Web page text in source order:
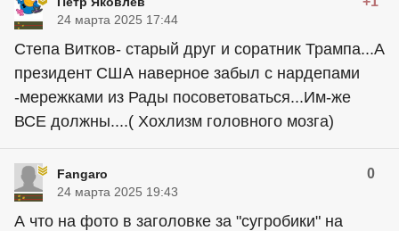
24 марта 2025 17:44
Степа Витков- старый друг и соратник Трампа...А
президент США наверное забыл с нардепами
-мережками из Рады посоветоваться...Им-же
ВСЕ должны....( Хохлизм головного мозга)
Fangaro 0
24 марта 2025 19:43
А что на фото в заголовке за "сугробики" на